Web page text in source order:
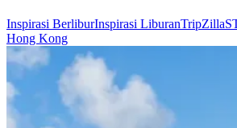
Inspirasi BerliburInspirasi Liburan
Hong Kong